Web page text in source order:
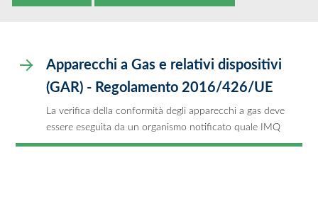
Apparecchi a Gas e relativi dispositivi
(GAR) - Regolamento 2016/426/UE
La verifica della conformità degli apparecchi a gas deve
essere eseguita da un organismo notificato quale IMQ